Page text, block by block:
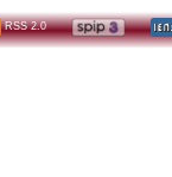
RSS 2.0